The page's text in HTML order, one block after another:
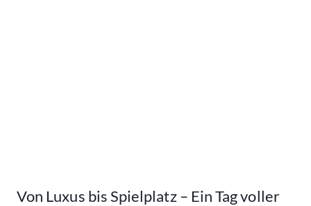
Von Luxus bis Spielplatz – Ein Tag voller